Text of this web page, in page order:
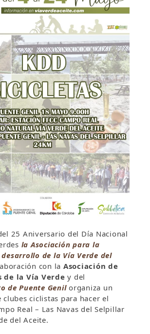
25 Aniversario del Día Nacional
la Asociación para la
de la Vía Verde del
con la Asociación de
de la Vía Verde y del
de Puente Genilorganiza un
clubes ciclistas para hacer el
Real – Las Navas del Selpillar
del Aceite.